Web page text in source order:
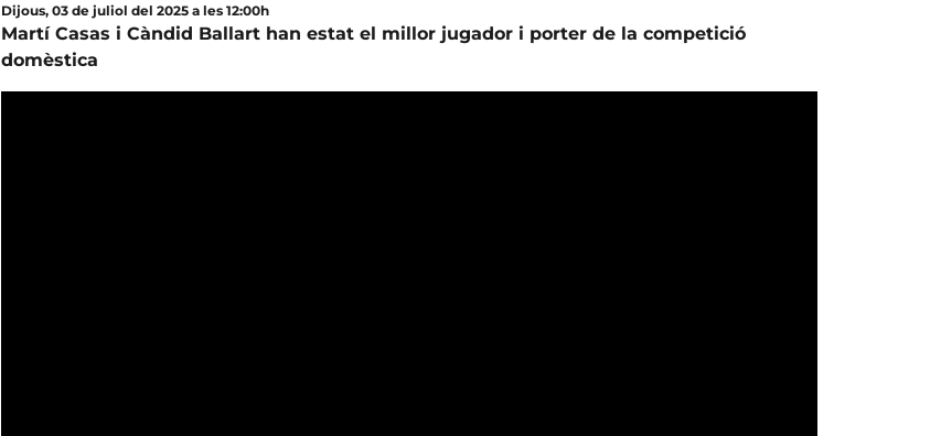
Dijous, 03 de juliol del 2025 a les 12:00h
Martí Casas i Càndid Ballart han estat el millor jugador i porter de la competició
domèstica